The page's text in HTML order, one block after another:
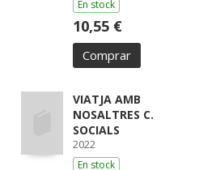
En stock
10,55 €
Comprar
VIATJA AMB
NOSALTRES C.
SOCIALS
2022
En stock